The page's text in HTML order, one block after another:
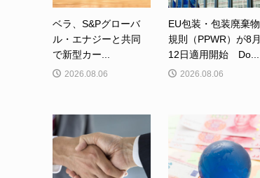
ベラ、S&Pグローバ
ル・エナジーと共同
で新型カー...
2026.08.06
EU包装・包装廃棄物
規則（PPWR）が8月
12日適用開始 Do...
2026.08.06